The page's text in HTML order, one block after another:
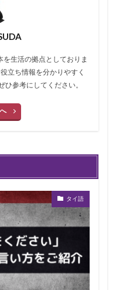
生活の拠点としておりま
立ち情報を分かりやすく
参考にしてください。
タイ語